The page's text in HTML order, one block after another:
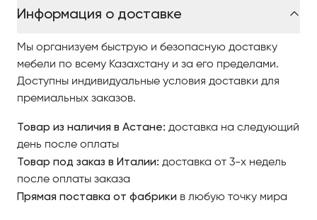
Информация о доставке
Мы организуем быструю и безопасную доставку
мебели по всему Казахстану и за его пределами.
Доступны индивидуальные условия доставки для
премиальных заказов.
Товар из наличия в Астане: доставка на следующий
день после оплаты
Товар под заказ в Италии: доставка от 3-х недель
после оплаты заказа
Прямая поставка от фабрики в любую точку мира